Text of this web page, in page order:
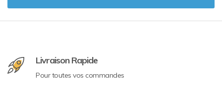
Livraison Rapide
Pour toutes vos commandes